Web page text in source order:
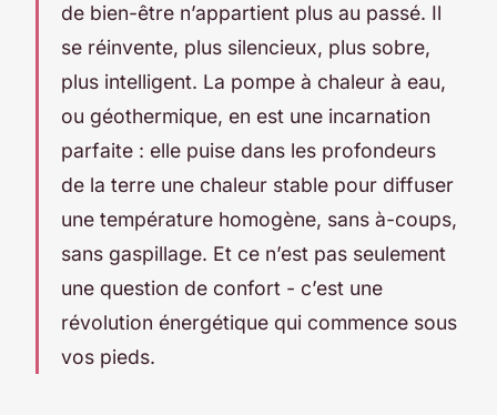
de bien-être n’appartient plus au passé. Il
se réinvente, plus silencieux, plus sobre,
plus intelligent. La pompe à chaleur à eau,
ou géothermique, en est une incarnation
parfaite : elle puise dans les profondeurs
de la terre une chaleur stable pour diffuser
une température homogène, sans à-coups,
sans gaspillage. Et ce n’est pas seulement
une question de confort - c’est une
révolution énergétique qui commence sous
vos pieds.